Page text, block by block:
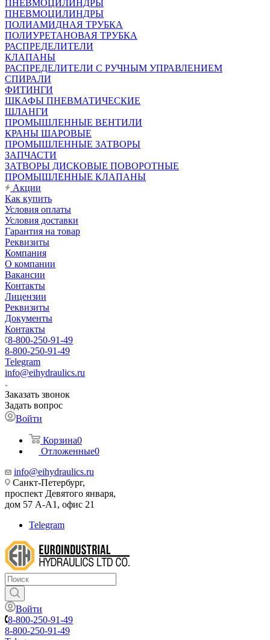
ПНЕВМОЦИЛИНДРЫ
ПНЕВМОЦИЛИНДРЫ
ПОЛИАМИДНАЯ ТРУБКА
ПОЛИУРЕТАНОВАЯ ТРУБКА
РАСПРЕДЕЛИТЕЛИ
КЛАПАНЫ
РАСПРЕДЕЛИТЕЛИ С РУЧНЫМ УПРАВЛЕНИЕМ
СПИРАЛИ
ФИТИНГИ
ШКАФЫ ПНЕВМАТИЧЕСКИЕ
ШЛАНГИ
ПРОМЫШЛЕННЫЕ ВЕНТИЛИ
КРАНЫ ШАРОВЫЕ
ПРОМЫШЛЕННЫЕ ЗАТВОРЫ
ЗАПЧАСТИ
ЗАТВОРЫ ДИСКОВЫЕ ПОВОРОТНЫЕ
ПРОМЫШЛЕННЫЕ КЛАПАНЫ
Акции
Как купить
Условия оплаты
Условия доставки
Гарантия на товар
Реквизиты
Компания
О компании
Вакансии
Контакты
Лицензии
Реквизиты
Документы
Контакты
8-800-250-91-49
8-800-250-91-49
Telegram
info@eihydraulics.ru
Заказать звонок
Задать вопрос
Войти
Корзина0
Отложенные0
info@eihydraulics.ru
Санкт-Петербург,
проспект Девятого января,
дом 57 А-А1, офис 21
Telegram
Войти
8-800-250-91-49
8-800-250-91-49